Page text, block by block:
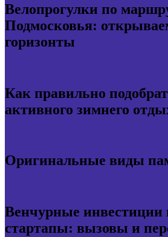
Велопрогулки по
Подмосковья:
горизонты
Как правильно
активного зимнего
Оригинальные виды
Венчурные инвестиции
стартапы: вызовы и